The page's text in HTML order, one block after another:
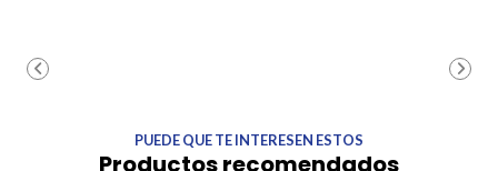
PUEDE QUE TE INTERESEN ESTOS
Productos recomendados